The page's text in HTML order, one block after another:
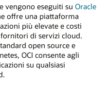
vengono eseguiti su Oracle
offre una piattaforma
più elevate e costi
di servizi cloud.
open source e
OCI consente agli
su qualsiasi